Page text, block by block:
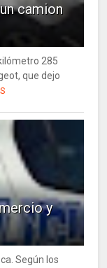
camion
285
que dejo
y
Según los